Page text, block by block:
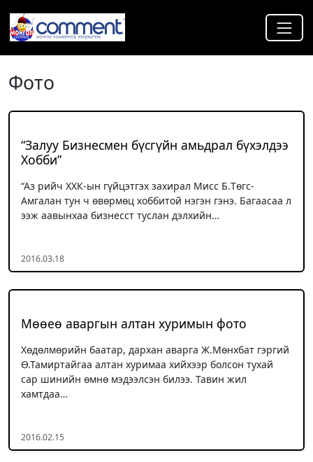
Фото
“Залуу Бизнесмен бүсгүйн амьдрал бүхэлдээ
Xобби”
“Aз рийч ХХК-ын гүйцэтгэх захирал Mисс Б.Tөгс-
Aмгалан тун ч өвөрмөц хоббитой нэгэн гэнэ. Багаасаа л
ээж аавынхаа бизнесст туслан дэлхийн…
2016.03.18
Мөөеө аваргын алтан хуримын фото
Хөдөлмөрийн баатар, дархан аварга Ж.Мөнхбат гэргий
Ө.Тамиртайгаа алтан хуримаа хийхээр болсон тухай
сар шинийн өмнө мэдээлсэн билээ. Тавин жил
хамтдаа…
2016.02.15